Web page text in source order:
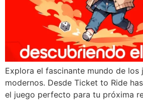
Explora el fascinante mundo de los
modernos. Desde Ticket to Ride
el juego perfecto para tu próxima